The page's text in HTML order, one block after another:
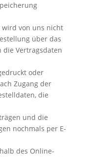
wird von uns nicht
über das
die Vertragsdaten
oder
Zugang der
die
und die
nochmals per E-
des Online-